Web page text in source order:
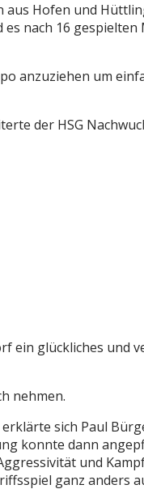
Hofen und
nach 16
anzuziehen um
der HSG
ein glückliches und
nehmen.
sich Paul
konnte dann
und
ganz anders